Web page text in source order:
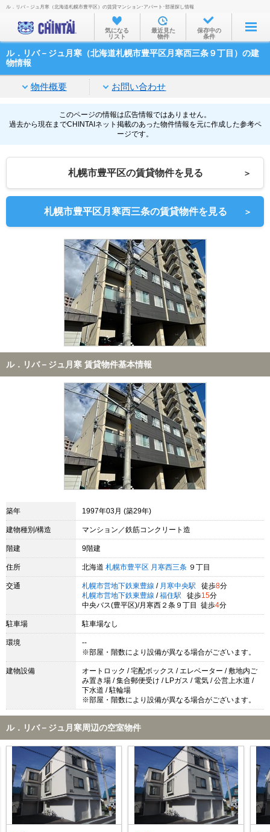
お部屋を探す
沿線・駅から
家賃相場から
物件特集から
TOP
ル．リバ－ジュ月寒（北海道札幌市豊平区）の賃貸マンション･アパート･部屋探し情報
気になる
リスト
最近見た
物件
保存中の
条件
ル．リバ－ジュ月寒（北海道札幌市豊平区月寒西三条９丁目）の建
物情報
物件概要 お問い合わせ
このページの情報は広告情報ではありません。
過去から現在までCHINTAIネット掲載のあった物件情報を元に作成した参考ペ
ージです。
札幌市豊平区の賃貸物件を見る ＞
札幌市豊平区月寒西三条の賃貸物件を見る ＞
ル．リバ－ジュ月寒 賃貸物件基本情報
築年 1997年03月 (築29年)
建物種別/構造 マンション／鉄筋コンクリート造
階建 9階建
住所 北海道 札幌市豊平区 月寒西三条 ９丁目
交通 札幌市営地下鉄東豊線 / 月寒中央駅 徒歩8分
札幌市営地下鉄東豊線 / 福住駅 徒歩15分
中央バス(豊平区)/月寒西２条９丁目 徒歩4分
駐車場 駐車場なし
環境
--
※部屋・階数により設備が異なる場合がございます。
建物設備
オートロック / 宅配ボックス / エレベーター / 敷地内ご
み置き場 / 集合郵便受け / LPガス / 電気 / 公営上水道 /
下水道 / 駐輪場
※部屋・階数により設備が異なる場合がございます。
ル．リバ－ジュ月寒周辺の空室物件